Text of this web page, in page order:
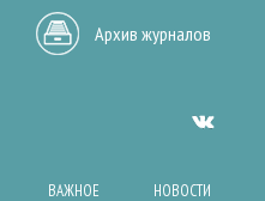
Архив журналов
ВАЖНОЕ НОВОСТИ